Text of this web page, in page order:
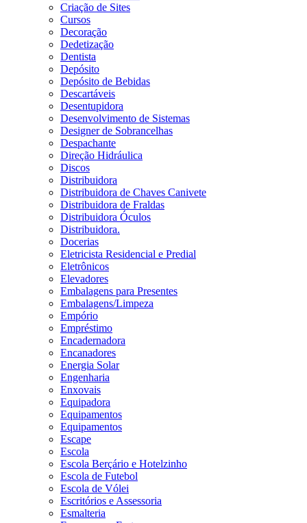
Criação de Sites
Cursos
Decoração
Dedetização
Dentista
Depósito
Depósito de Bebidas
Descartáveis
Desentupidora
Desenvolvimento de Sistemas
Designer de Sobrancelhas
Despachante
Direção Hidráulica
Discos
Distribuidora
Distribuidora de Chaves Canivete
Distribuidora de Fraldas
Distribuidora Óculos
Distribuidora.
Docerias
Eletricista Residencial e Predial
Eletrônicos
Elevadores
Embalagens para Presentes
Embalagens/Limpeza
Empório
Empréstimo
Encadernadora
Encanadores
Energia Solar
Engenharia
Enxovais
Equipadora
Equipamentos
Equipamentos
Escape
Escola
Escola Berçário e Hotelzinho
Escola de Futebol
Escola de Vólei
Escritórios e Assessoria
Esmalteria